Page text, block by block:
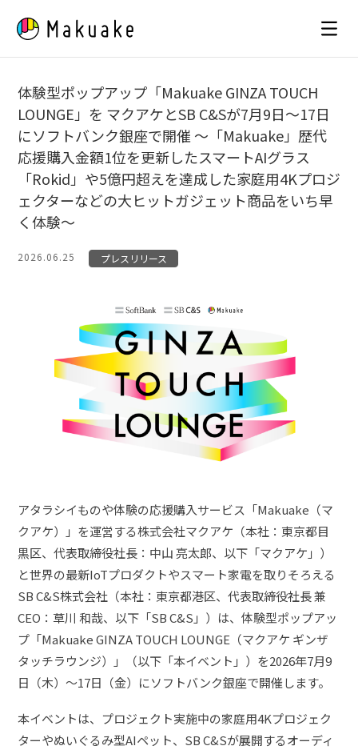
content
体験型ポップアップ「Makuake GINZA TOUCH
LOUNGE」を マクアケとSB C&Sが7月9日〜17日
にソフトバンク銀座で開催 〜「Makuake」歴代
応援購入金額1位を更新したスマートAIグラス
「Rokid」や5億円超えを達成した家庭用4Kプロジ
ェクターなどの大ヒットガジェット商品をいち早
く体験〜
2026.06.25 プレスリリース
アタラシイものや体験の応援購入サービス「Makuake（マ
クアケ）」を運営する株式会社マクアケ（本社：東京都目
黒区、代表取締役社長：中山 亮太郎、以下「マクアケ」）
と世界の最新IoTプロダクトやスマート家電を取りそろえる
SB C&S株式会社（本社：東京都港区、代表取締役社長 兼
CEO：草川 和哉、以下「SB C&S」）は、体験型ポップアッ
プ「Makuake GINZA TOUCH LOUNGE（マクアケ ギンザ
タッチラウンジ）」（以下「本イベント」）を2026年7月9
日（木）～17日（金）にソフトバンク銀座で開催します。
本イベントは、プロジェクト実施中の家庭用4Kプロジェク
ターやぬいぐるみ型AIペット、SB C&Sが展開するオーディ